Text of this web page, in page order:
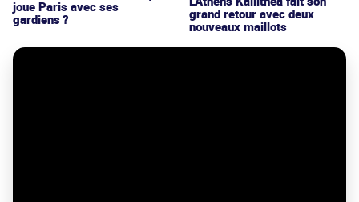
joue Paris avec ses
gardiens ?
grand retour avec deux
nouveaux maillots